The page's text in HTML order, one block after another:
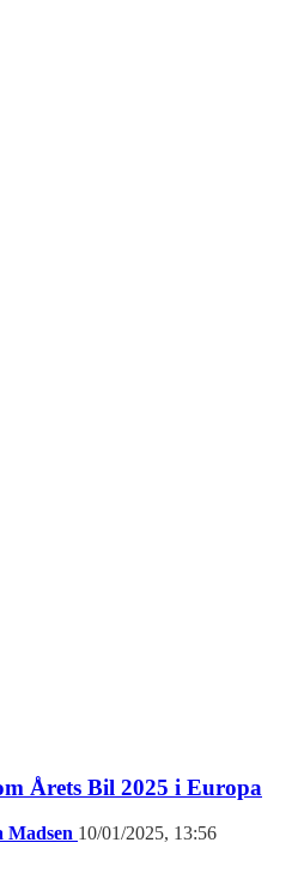
Årets Bil 2025 i Europa
Madsen 10/01/2025, 13:56